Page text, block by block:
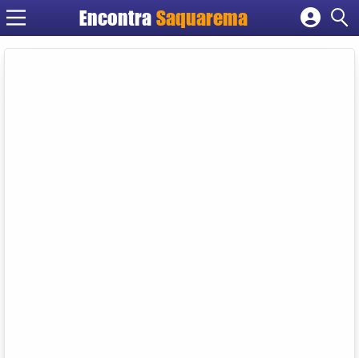
Encontra Saquarema
Cadastrar empresa